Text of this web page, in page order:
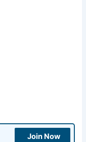
Join Now